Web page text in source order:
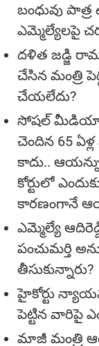
బంధువు పాత్ర
ఎమ్మెల్యేలపై
దళిత జడ్జి
చేసిన మంత్రి
చేయలేదు?
సోషల్ మీడియాలో
చెందిన 65
కాదు..
కోర్టులో
కారణంగానే
ఎమ్మెల్యే
పంచుమర్తి
తీసుకున్నారు?
హైకోర్టు
పెట్టిన వారిపై
మాజీ మంత్రి